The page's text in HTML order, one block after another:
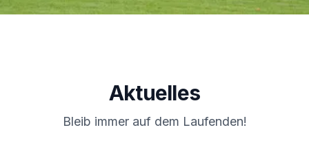
Aktuelles
Bleib immer auf dem Laufenden!